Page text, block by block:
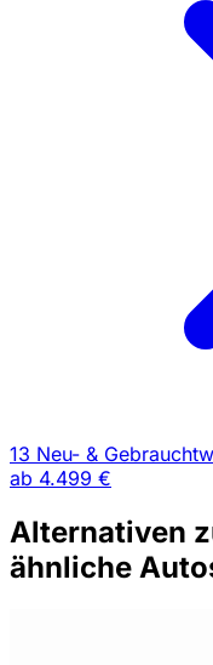
13 Neu- &
ab 4.499 €
Alternativen
ähnliche